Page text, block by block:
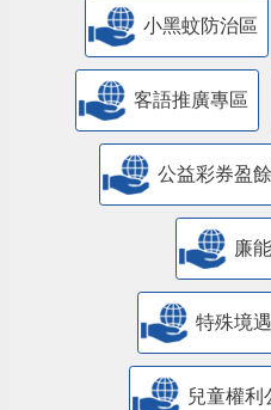
小黑蚊防治區
客語推廣專區
公益彩券盈
廉
特殊境
兒童權利